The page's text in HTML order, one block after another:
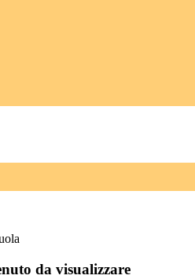
da visualizzare